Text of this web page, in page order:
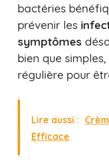
bactéries
prévenir les
symptômes
bien que
régulière pour
Lire aussi :
Efficace